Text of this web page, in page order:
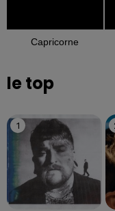
Capricorne
le top
1